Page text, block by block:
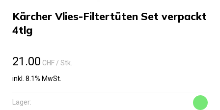
Kärcher Vlies-Filtertüten Set verpackt
4tlg
21.00 CHF/ Stk.
inkl. 8.1% MwSt.
Lager: